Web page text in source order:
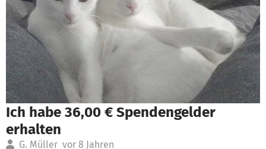
Ich habe 36,00 € Spendengelder
erhalten
G. Müller vor 8 Jahren